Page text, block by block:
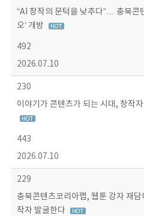
“AI 창작의 문턱을 낮추다”… 충북콘
오’ 개방
492
2026.07.10
230
이야기가 콘텐츠가 되는 시대, 창작
443
2026.07.10
229
충북콘텐츠코리아랩, 웹툰 강자 재
작자 발굴한다